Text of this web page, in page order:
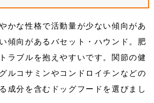
かな性格で活動量が少ない傾向があ
傾向があるバセット・ハウンド。肥
ラブルを抱えやすいです。関節の健
ルコサミンやコンドロイチンなどの
成分を含むドッグフードを選びまし